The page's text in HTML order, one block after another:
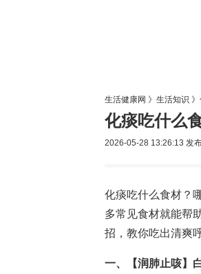
生活健康网 》 生活知识 》
化痰吃什么
2026-05-28 13:26:13 发
化痰吃什么食材？
多常见食材就能帮
招，教你吃出清爽
一、【润肺止咳】